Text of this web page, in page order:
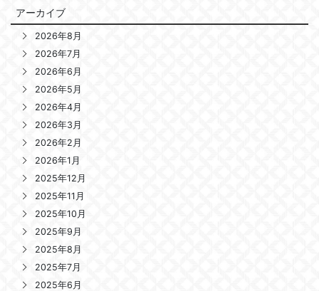
アーカイブ
2026年8月
2026年7月
2026年6月
2026年5月
2026年4月
2026年3月
2026年2月
2026年1月
2025年12月
2025年11月
2025年10月
2025年9月
2025年8月
2025年7月
2025年6月